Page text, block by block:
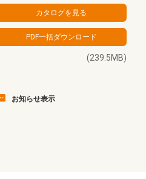
(239.5MB)
お知らせ表示